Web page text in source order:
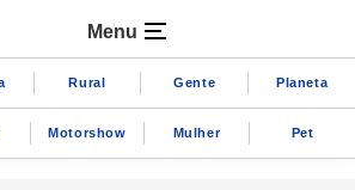
Menu
Rural Gente Planeta
Motorshow Mulher Pet